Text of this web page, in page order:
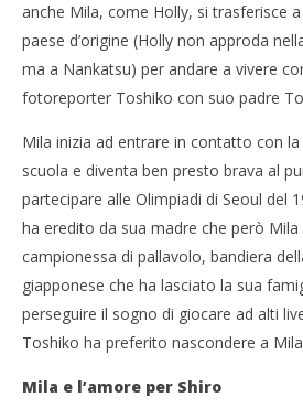
letizia
anche Mila, come Holly, si trasferisce
paese d’origine (Holly non approda
ma a Nankatsu) per andare a vivere
fotoreporter Toshiko con suo padre
Mila inizia ad entrare in contatto con
scuola e diventa ben presto brava al
partecipare alle Olimpiadi di Seoul del
ha eredito da sua madre che però
campionessa di pallavolo, bandiera
giapponese che ha lasciato la sua
perseguire il sogno di giocare ad alti
Toshiko ha preferito nascondere a
Mila e l’amore per Shiro